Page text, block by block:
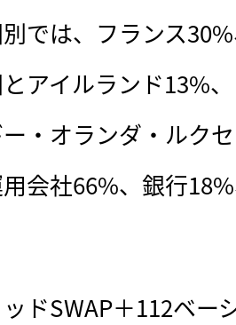
では、フランス
アイルランド13%
・オランダ・ルク
会社66%、銀行
ドSWAP＋112ベー